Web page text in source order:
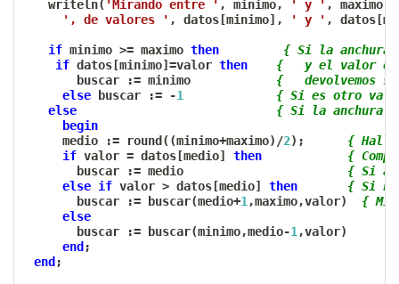
   writeln
( 'Mirando entre ' , minimo, ' y ' , maximo
', de valores ' , datos [minimo] , ' y ' , datos [
if minimo >= maximo then
{ Si la anchura
if datos [minimo]=valor then
{   y el valor es
       buscar
:= minimo {   devolvemos
else buscar := -1
{ Si es otro
else
{ Si la anchura
begin
     medio
:= round ( (minimo+maximo) /2) ;
{
if valor = datos [medio] then
{
       buscar
:= medio { Si
else if valor > datos [medio] then
{ Si
       buscar
:= buscar(medio+1 ,maximo,valor)
{
else
       buscar
:= buscar(minimo,medio-1 ,valor)
end ;
end ;